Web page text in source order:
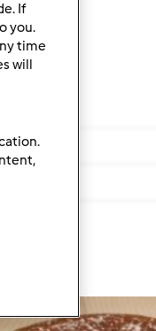
If
you.
time
will